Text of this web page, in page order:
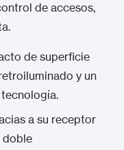
de accesos,
de superficie
y un
a su receptor
doble